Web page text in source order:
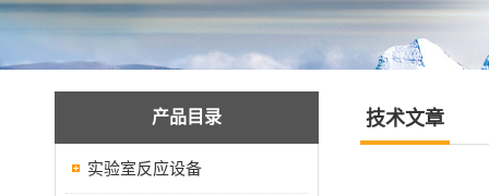
产品目录
实验室反应设备
技术文章